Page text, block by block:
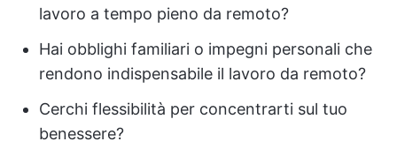
lavoro a tempo pieno da remoto?
Hai obblighi familiari o impegni personali che
rendono indispensabile il lavoro da remoto?
Cerchi flessibilità per concentrarti sul tuo
benessere?